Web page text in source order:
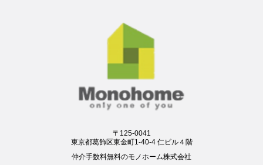
〒125-0041
東京都葛飾区東金町1-40-4 仁ビル４階
仲介手数料無料のモノホーム株式会社